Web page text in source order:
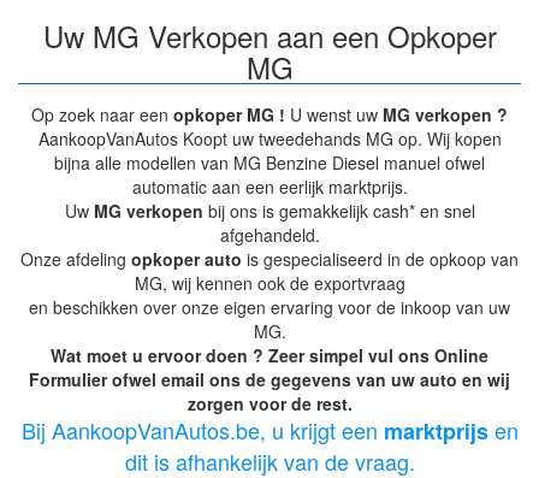
Uw MG Verkopen aan een Opkoper
MG
Op zoek naar een opkoper MG ! U wenst uw MG verkopen ?
AankoopVanAutos Koopt uw tweedehands MG op. Wij kopen
bijna alle modellen van MG Benzine Diesel manuel ofwel
automatic aan een eerlijk marktprijs.
Uw MG verkopen bij ons is gemakkelijk cash* en snel
afgehandeld.
Onze afdeling opkoper auto is gespecialiseerd in de opkoop van
MG, wij kennen ook de exportvraag
en beschikken over onze eigen ervaring voor de inkoop van uw
MG.
Wat moet u ervoor doen ? Zeer simpel vul ons Online
Formulier ofwel email ons de gegevens van uw auto en wij
zorgen voor de rest.
Bij AankoopVanAutos.be, u krijgt een marktprijsen
dit is afhankelijk van de vraag.